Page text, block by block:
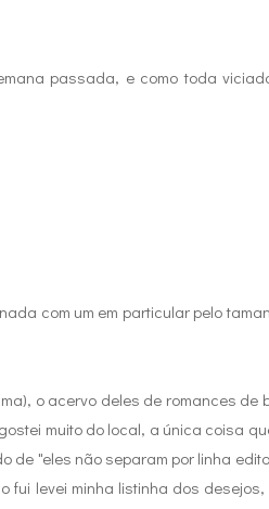
passada, e como toda
com um em particular pelo
o acervo deles de romances de
muito do local, a única coisa
"eles não separam por linha
levei minha listinha dos